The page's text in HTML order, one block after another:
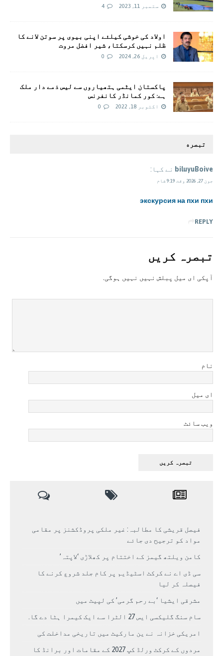
ستمبر 11, 2023 4
اولاد کی خوشی کیلئے اپنی بیوی پر سوتن لانے کا
ظلم نہیں کرسکتا، شیر افضل مروت
اپریل 26, 2024 0
پاکستان ایٹمی ہتھیاروں سے لیس ذمے دار ملک
ہے: کور کمانڈر کانفرنس
اکتوبر 18, 2022 0
تبصره
biluyuBoive نے کہا:
جون 27, 2026 وقت 9:19 شام
экскурсия на пхи пхи
REPLY
تبصرہ کريں
آپکی ای ميل پبلش نہيں نہيں ہوگی.
نام
ای میل
ویب سائٹ
فیصل قریشی کا مطالبہ: غیر ملکی پروڈکشنز پر مقامی
مواد کو ترجیح دی جائے
کامن ویلتھ گیمز کے اختتام پر کھلاڑی ‘لاپتہ’
سی ڈی اے نے کرکٹ اسٹیڈیم پر کام جلد شروع کرنے کا
فیصلہ کر لیا
مشرقی ایشیا ‘بے رحم گرمی’ کی لپیٹ میں
سام سنگ گلیکسی ایس 27 الٹرا سے ایک کیمرا ہٹا دے گا.
امریکی خزانہ نے ین مارکیٹ میں تاریخی مداخلت کی
مردوں کے کرکٹ ورلڈ کپ 2027 کے مقامات اور برانڈ کا